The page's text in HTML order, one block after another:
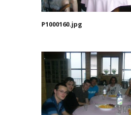
P1000160.jpg